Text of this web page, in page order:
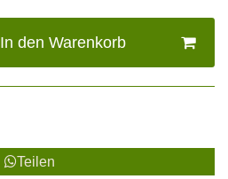
In den Warenkorb
Teilen